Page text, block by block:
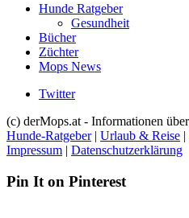
Hunde Ratgeber
Gesundheit
Bücher
Züchter
Mops News
Twitter
(c) derMops.at - Informationen
Hunde-Ratgeber| Urlaub & Reise |
Impressum | Datenschutzerklärung
Pin It on Pinterest